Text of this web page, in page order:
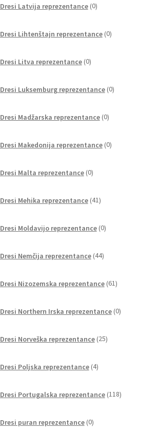
Dresi Latvija reprezentance 0izdelkov
Dresi Lihtenštajn reprezentance 0izdelkov
Dresi Litva reprezentance 0izdelkov
Dresi Luksemburg reprezentance 0izdelkov
Dresi Madžarska reprezentance 0izdelkov
Dresi Makedonija reprezentance 0izdelkov
Dresi Malta reprezentance 0izdelkov
Dresi Mehika reprezentance 41izdelkov
Dresi Moldavijo reprezentance 0izdelkov
Dresi Nemčija reprezentance 44izdelkov
Dresi Nizozemska reprezentance 61izdelkov
Dresi Northern Irska reprezentance 0izdelkov
Dresi Norveška reprezentance 25izdelkov
Dresi Poljska reprezentance 4izdelki
Dresi Portugalska reprezentance 118izdelkov
Dresi puran reprezentance 0izdelkov